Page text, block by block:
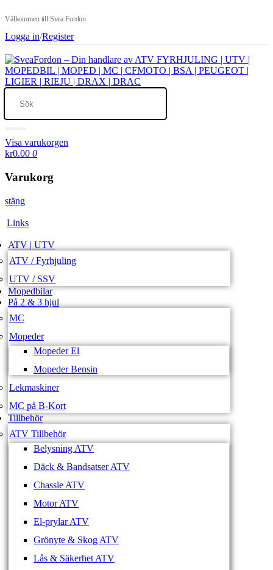
Välkommen till Svea Fordon
Logga in/Register
Visa varukorgen
kr0.00 0
Varukorg
stäng
Links
ATV | UTV
ATV / Fyrhjuling
UTV / SSV
Mopedbilar
På 2 & 3 hjul
MC
Mopeder
Mopeder El
Mopeder Bensin
Lekmaskiner
MC på B-Kort
Tillbehör
ATV Tillbehör
Belysning ATV
Däck & Bandsatser ATV
Chassie ATV
Motor ATV
El-prylar ATV
Grönyte & Skog ATV
Lås & Säkerhet ATV